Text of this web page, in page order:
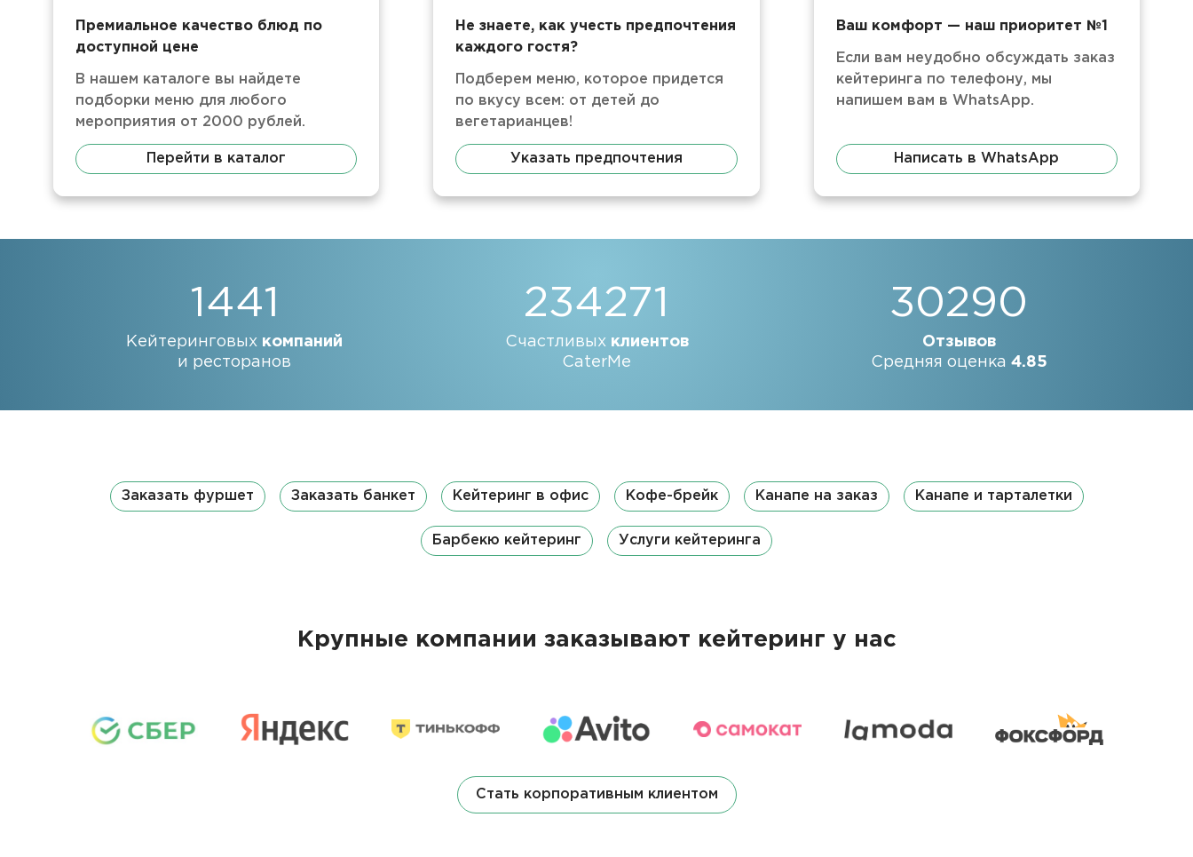
Премиальное качество блюд по
доступной цене
В нашем каталоге вы найдете
подборки меню для любого
мероприятия от 2000 рублей.
Перейти в каталог
Не знаете, как учесть предпочтения
каждого гостя?
Подберем меню, которое придется
по вкусу всем: от детей до
вегетарианцев!
Указать предпочтения
Ваш комфорт — наш приоритет №1
Если вам неудобно обсуждать заказ
кейтеринга по телефону, мы
напишем вам в WhatsApp.
Написать в WhatsApp
1441
Кейтеринговых компаний
и ресторанов
234271
Счастливых клиентов
CaterMe
30290
Отзывов
Средняя оценка 4.85
Заказать фуршет Заказать банкет Кейтеринг в офис Кофе-брейк Канапе на заказ Канапе и тарталетки
Барбекю кейтеринг Услуги кейтеринга
Крупные компании заказывают кейтеринг у нас
Стать корпоративным клиентом